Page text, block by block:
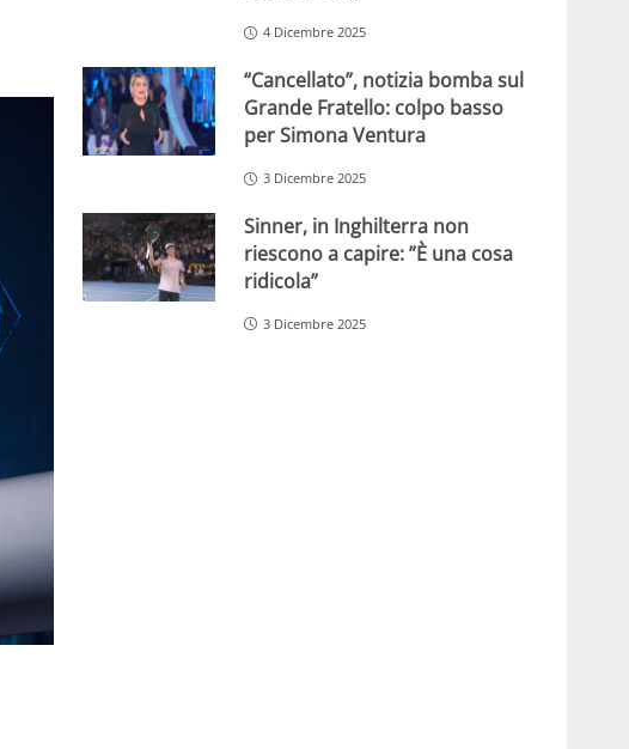
4 Dicembre 2025
“Cancellato”, notizia bomba sul
Grande Fratello: colpo basso
per Simona Ventura
3 Dicembre 2025
Sinner, in Inghilterra non
riescono a capire: ”È una cosa
ridicola”
3 Dicembre 2025